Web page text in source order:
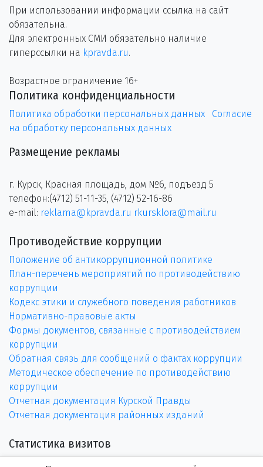
При использовании информации ссылка на сайт
обязательна.
Для электронных СМИ обязательно наличие
гиперссылки на kpravda.ru.
Возрастное ограничение 16+
Политика конфиденциальности
Политика обработки персональных данных
Согласие
на обработку персональных данных
Размещение рекламы
г. Курск, Красная площадь, дом №6, подъезд 5
телефон:(4712) 51-11-35, (4712) 52-16-86
e-mail: reklama@kpravda.ru rkursklora@mail.ru
Противодействие коррупции
Положение об антикоррупционной политике
План-перечень мероприятий по противодействию
коррупции
Кодекс этики и служебного поведения работников
Нормативно-правовые акты
Формы документов, связанные с противодействием
коррупции
Обратная связь для сообщений о фактах коррупции
Методическое обеспечение по противодействию
коррупции
Отчетная документация Курской Правды
Отчетная документация районных изданий
Статистика визитов